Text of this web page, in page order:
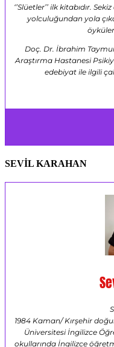
‘’Slüetler’’ ilk kitabıdır.
yolculuğundan yola
Doç. Dr. İbrahim
Araştırma Hastanesi
edebiyat ile ilgili
SEVİL KARAHAN
1984 Kaman/ Kırşehir
Üniversitesi İngilizce
okullarında İngilizce